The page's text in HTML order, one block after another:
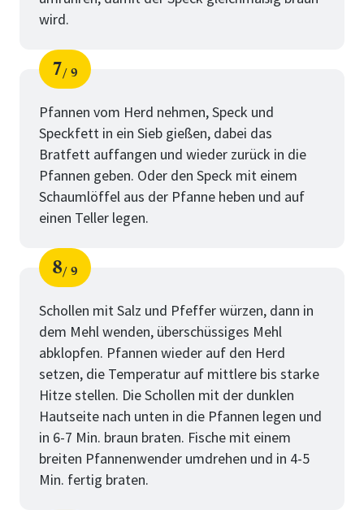
wird.
Schritt
7
von
9
Pfannen vom Herd nehmen, Speck und
Speckfett in ein Sieb gießen, dabei das
Bratfett auffangen und wieder zurück in die
Pfannen geben. Oder den Speck mit einem
Schaumlöffel aus der Pfanne heben und auf
einen Teller legen.
Schritt
8
von
9
Schollen mit Salz und Pfeffer würzen, dann in
dem Mehl wenden, überschüssiges Mehl
abklopfen. Pfannen wieder auf den Herd
setzen, die Temperatur auf mittlere bis starke
Hitze stellen. Die Schollen mit der dunklen
Hautseite nach unten in die Pfannen legen und
in 6-7 Min. braun braten. Fische mit einem
breiten Pfannenwender umdrehen und in 4-5
Min. fertig braten.